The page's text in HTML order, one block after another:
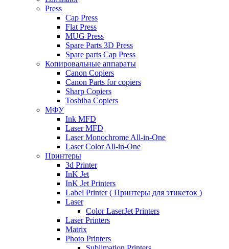
Press
Cap Press
Flat Press
MUG Press
Spare Parts 3D Press
Spare parts Cap Press
Копировальные аппараты
Canon Copiers
Canon Parts for copiers
Sharp Copiers
Toshiba Copiers
МФУ
Ink MFD
Laser MFD
Laser Monochrome All-in-One
Laser Color All-in-One
Принтеры
3d Printer
InK Jet
InK Jet Printers
Label Printer ( Принтеры для этикеток )
Laser
Color LaserJet Printers
Laser Printers
Matrix
Photo Printers